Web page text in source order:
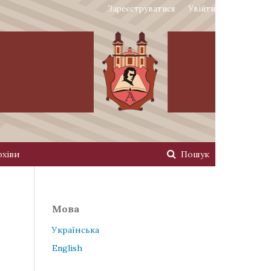
Пошук
Зареєструватися Увійти
Мова
Українська
English